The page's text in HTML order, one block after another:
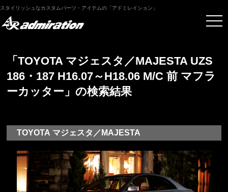
スタイリッシュなカスタムパーツ・アイテムの「アドミレイション」
「TOYOTA マジェスタ／MAJESTA UZS
186・187 H16.07～H18.06 M/C 前 マフラ
ーカッター」の検索結果
TOYOTA マジェスタ／MAJESTA